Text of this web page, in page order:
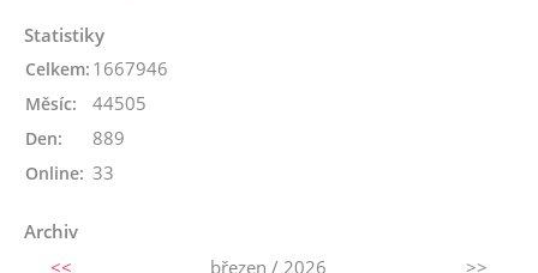
Statistiky
Online: 33
Celkem: 1667946
Měsíc: 44505
Den: 889
Archiv
<<
březen / 2026 >>